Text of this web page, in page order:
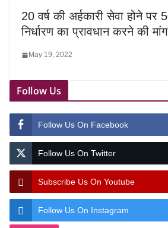
20 वर्ष की अर्हकारी सेवा होने
निर्धारण का प्रावधान करने की
May 19, 2022
Follow Us
Follow Us On Facebook
Follow Us On Twitter
Subscribe Us On Youtube
Follow Us On Instagram